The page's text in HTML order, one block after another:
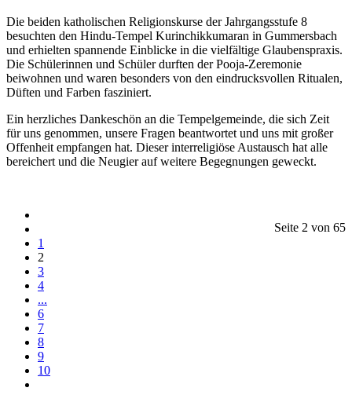
Die beiden katholischen Religionskurse der Jahrgangsstufe 8
besuchten den Hindu-Tempel Kurinchikkumaran in Gummersbach
und erhielten spannende Einblicke in die vielfältige Glaubenspraxis.
Die Schülerinnen und Schüler durften der Pooja-Zeremonie
beiwohnen und waren besonders von den eindrucksvollen Ritualen,
Düften und Farben fasziniert.
Ein herzliches Dankeschön an die Tempelgemeinde, die sich Zeit
für uns genommen, unsere Fragen beantwortet und uns mit großer
Offenheit empfangen hat. Dieser interreligiöse Austausch hat alle
bereichert und die Neugier auf weitere Begegnungen geweckt.
Seite 2 von 65
1
2
3
4
...
6
7
8
9
10